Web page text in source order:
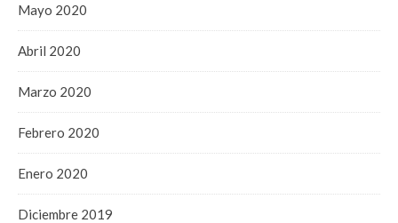
Mayo 2020
Abril 2020
Marzo 2020
Febrero 2020
Enero 2020
Diciembre 2019